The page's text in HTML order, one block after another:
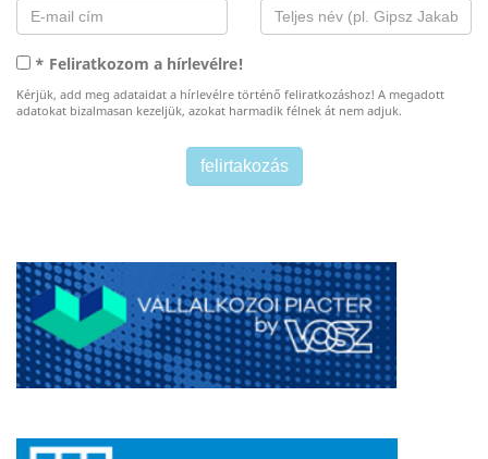
* Feliratkozom a hírlevélre!
Kérjük, add meg adataidat a hírlevélre történő feliratkozáshoz! A megadott
adatokat bizalmasan kezeljük, azokat harmadik félnek át nem adjuk.